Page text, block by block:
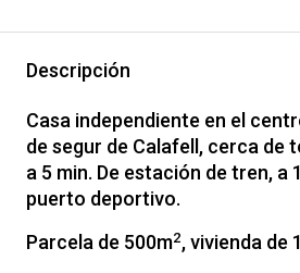
Descripción
Casa independiente en el
de segur de Calafell, cerca de
a 5 min. De estación de tren, a
puerto deportivo.
Parcela de 500m2, vivienda de